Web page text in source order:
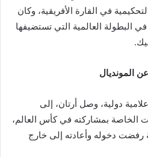
في القارة الأفريقية، وكان
البطولة العالمية التي تستضيفها
المونديال
دولية، وصل أرتان، إلى
الخاصة بمشاركته في كأس العالم،
رفضت دخوله وأعادته إلى خارج